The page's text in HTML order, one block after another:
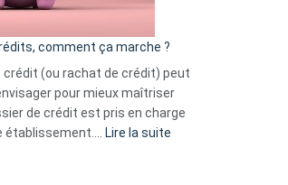
en
pour
début
2023
comment ça marche ?
crédit (ou rachat de crédit) peut
pour mieux maîtriser
de crédit est pris en charge
établissement.…
Lire la suite